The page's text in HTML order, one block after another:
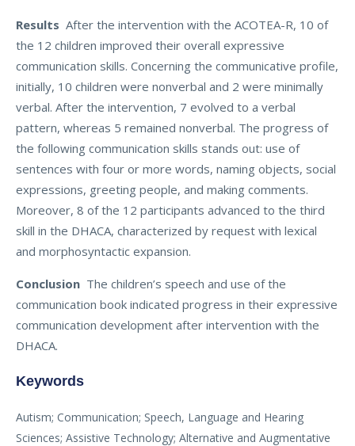
Results After the intervention with the ACOTEA-R, 10 of
the 12 children improved their overall expressive
communication skills. Concerning the communicative profile,
initially, 10 children were nonverbal and 2 were minimally
verbal. After the intervention, 7 evolved to a verbal
pattern, whereas 5 remained nonverbal. The progress of
the following communication skills stands out: use of
sentences with four or more words, naming objects, social
expressions, greeting people, and making comments.
Moreover, 8 of the 12 participants advanced to the third
skill in the DHACA, characterized by request with lexical
and morphosyntactic expansion.
Conclusion The children’s speech and use of the
communication book indicated progress in their expressive
communication development after intervention with the
DHACA.
Keywords
Autism; Communication; Speech, Language and Hearing
Sciences; Assistive Technology; Alternative and Augmentative